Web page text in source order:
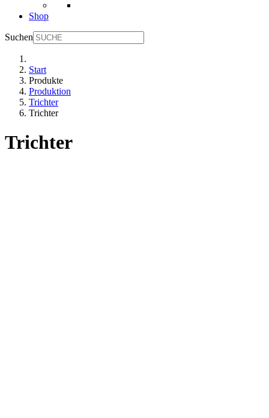
Shop
Suchen
Start
Produkte
Produktion
Trichter
Trichter
Trichter